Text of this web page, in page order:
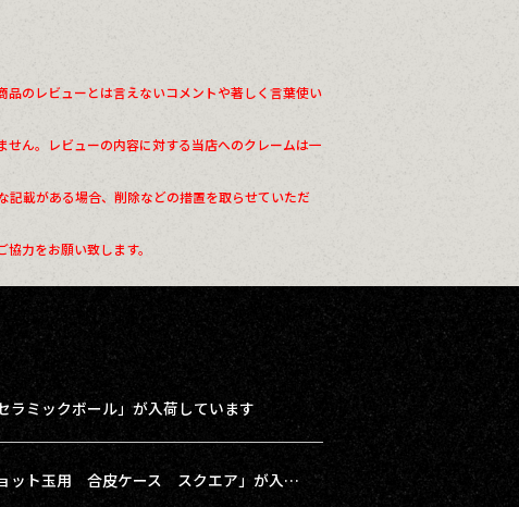
のレビューとは言えないコメントや著しく言葉使い
ん。レビューの内容に対する当店へのクレームは一
載がある場合、削除などの措置を取らせていただ
力をお願い致します。
ラミックボール」が入荷しています
【再入荷】「磁石付き スリングショット玉用 合皮ケース スクエア」が入荷しました！